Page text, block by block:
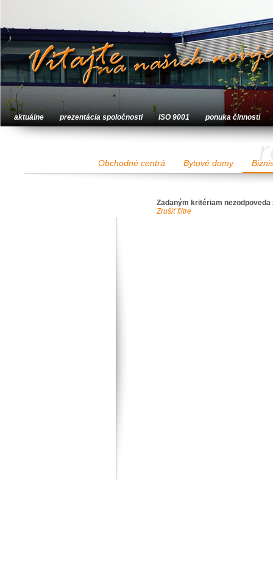
aktuálne prezentácia spoločnosti ISO 9001 ponuka činností
Obchodné centrá Bytové domy
Zadaným kritériam nezodpoveda
Zrušiť filtre